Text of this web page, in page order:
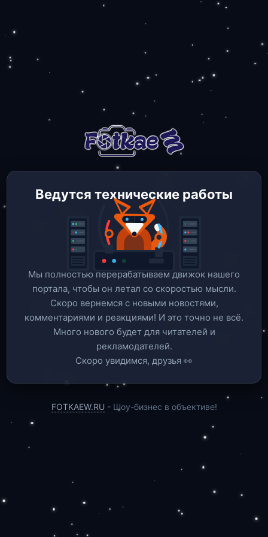
Ведутся технические работы
Мы полностью перерабатываем движок нашего
портала, чтобы он летал со скоростью мысли.
Скоро вернемся c новыми новостями,
комментариями и реакциями! И это точно не всё.
Много нового будет для читателей и
рекламодателей.
Скоро увидимся, друзья 👀
FOTKAEW.RU - Шоу-бизнес в объективе!